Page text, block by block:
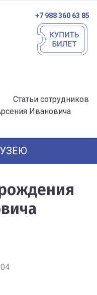
+7 988 360 63 85
Статьи сотрудников
Ивановича